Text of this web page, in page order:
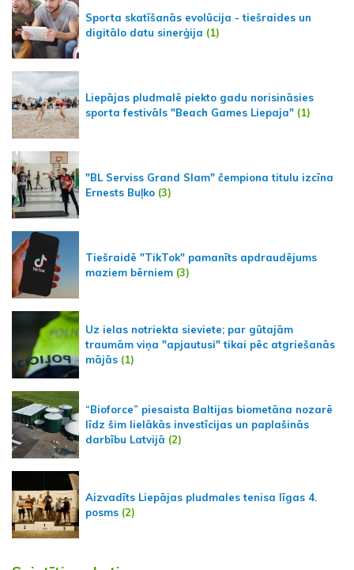
Sporta skatīšanās evolūcija - tiešraides un
digitālo datu sinerģija (1)
Liepājas pludmalē piekto gadu norisināsies
sporta festivāls "Beach Games Liepaja" (1)
"BL Serviss Grand Slam" čempiona titulu izcīna
Ernests Buļko (3)
Tiešraidē "TikTok" pamanīts apdraudējums
maziem bērniem (3)
Uz ielas notriekta sieviete; par gūtajām
traumām viņa "apjautusi" tikai pēc atgriešanās
mājās (1)
“Bioforce” piesaista Baltijas biometāna nozarē
līdz šim lielākās investīcijas un paplašinās
darbību Latvijā (2)
Aizvadīts Liepājas pludmales tenisa līgas 4.
posms (2)